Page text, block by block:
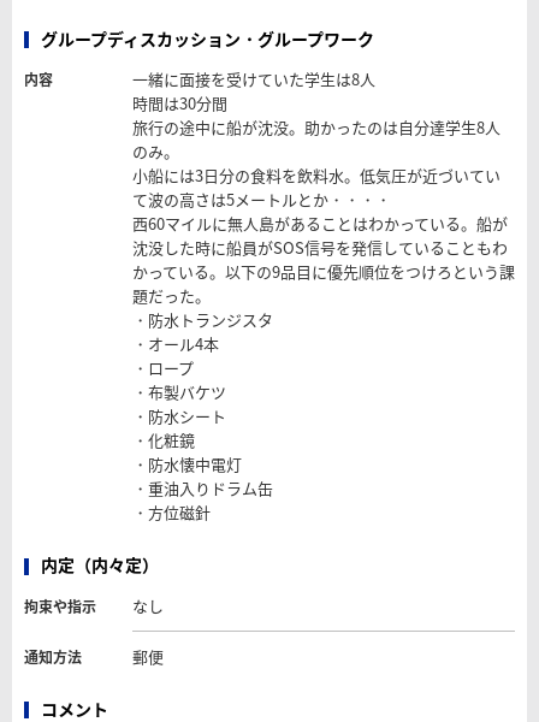
グループディスカッション・グループワーク
内容
一緒に面接を受けていた学生は8人
時間は30分間
旅行の途中に船が沈没。助かったのは自分達学生8人
のみ。
小船には3日分の食料を飲料水。低気圧が近づいてい
て波の高さは5メートルとか・・・・
西60マイルに無人島があることはわかっている。船が
沈没した時に船員がSOS信号を発信していることもわ
かっている。以下の9品目に優先順位をつけろという課
題だった。
・防水トランジスタ
・オール4本
・ロープ
・布製バケツ
・防水シート
・化粧鏡
・防水懐中電灯
・重油入りドラム缶
・方位磁針
内定（内々定）
拘束や指示 なし
通知方法 郵便
コメント